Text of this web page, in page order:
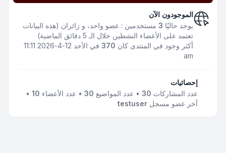
الموجودون الآن
يوجد حاليًا 3 مستخدمين : عضو واحد، و زائران (هذه البيانات
تعتمد على الأعضاء النشطين خلال الـ 5 دقائق الماضية)
أكثر وجود في المنتدى كان 370
في الأحد 12-4-2026 11:11
am
إحصائيات
عدد المشاركات 30• عدد المواضيع 30• عدد الأعضاء 10
•
آخر عضو مسجل testuser